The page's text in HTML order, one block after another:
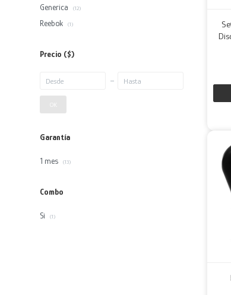
Generica (12)
Reebok (1)
Precio ($)
Garantía
1 mes (13)
Combo
Si (1)